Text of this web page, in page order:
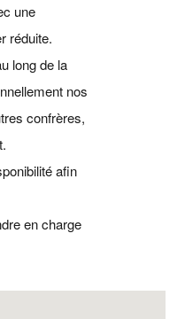
une
réduite.
long de la
nos
confrères,
afin
en charge